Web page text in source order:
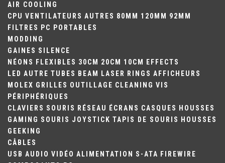
AIR COOLING
CPU VENTILATEURS AUTRES 80MM 120MM
92MM
FILTRES
PC PORTABLES
MODDING
GAINES SILENCE
NÉONS
FLEXIBLES 30CM 20CM 10CM
EFFECTS
LED AUTRE TUBES BEAM LASER RINGS AFFICHEURS
MOLEX GRILLES OUTILLAGE CLEANING VIS
PÉRIPHÉRIQUES
CLAVIERS SOURIS RÉSEAU ÉCRANS CASQUES
HOUSSES
GAMING SOURIS JOYSTICK TAPIS DE SOURIS
HOUSSES
GEEKING
CÂBLES
USB AUDIO VIDÉO ALIMENTATION S-ATA FIREWIRE